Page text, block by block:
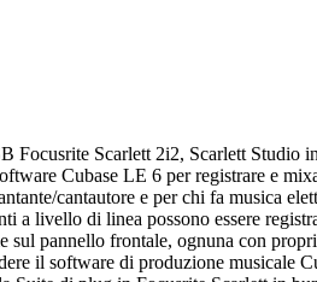
Focusrite Scarlett 2i2, Scarlett
Cubase LE 6 per registrare e
cantautore e per chi fa musica
a livello di linea possono essere
sul pannello frontale, ognuna con
il software di produzione musicale